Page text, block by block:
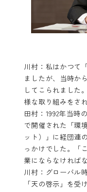
川村：私はかつて
ましたが、当時か
してこられました
様な取り組みをさ
田村：1992年当時
で開催された「環
ット）」に経団連
っかけでした。「
業にならなければ
川村：グローバル
「天の啓示」を受